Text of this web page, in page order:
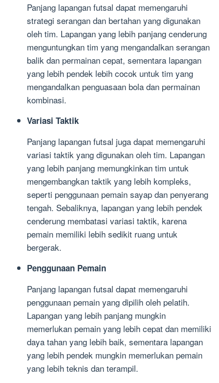
Panjang lapangan futsal dapat memengaruhi
strategi serangan dan bertahan yang digunakan
oleh tim. Lapangan yang lebih panjang cenderung
menguntungkan tim yang mengandalkan serangan
balik dan permainan cepat, sementara lapangan
yang lebih pendek lebih cocok untuk tim yang
mengandalkan penguasaan bola dan permainan
kombinasi.
Variasi Taktik
Panjang lapangan futsal juga dapat memengaruhi
variasi taktik yang digunakan oleh tim. Lapangan
yang lebih panjang memungkinkan tim untuk
mengembangkan taktik yang lebih kompleks,
seperti penggunaan pemain sayap dan penyerang
tengah. Sebaliknya, lapangan yang lebih pendek
cenderung membatasi variasi taktik, karena
pemain memiliki lebih sedikit ruang untuk
bergerak.
Penggunaan Pemain
Panjang lapangan futsal dapat memengaruhi
penggunaan pemain yang dipilih oleh pelatih.
Lapangan yang lebih panjang mungkin
memerlukan pemain yang lebih cepat dan memiliki
daya tahan yang lebih baik, sementara lapangan
yang lebih pendek mungkin memerlukan pemain
yang lebih teknis dan terampil.